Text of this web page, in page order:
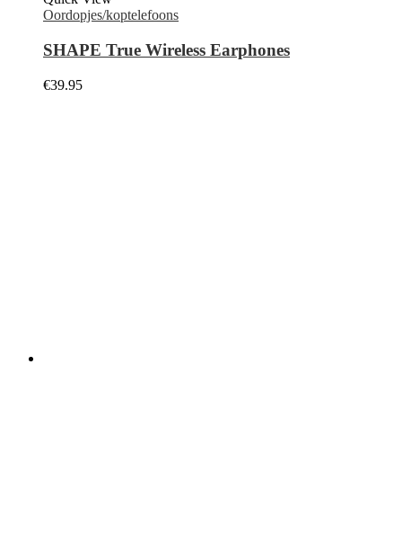
Oordopjes/koptelefoons
SHAPE True Wireless Earphones
€39.95